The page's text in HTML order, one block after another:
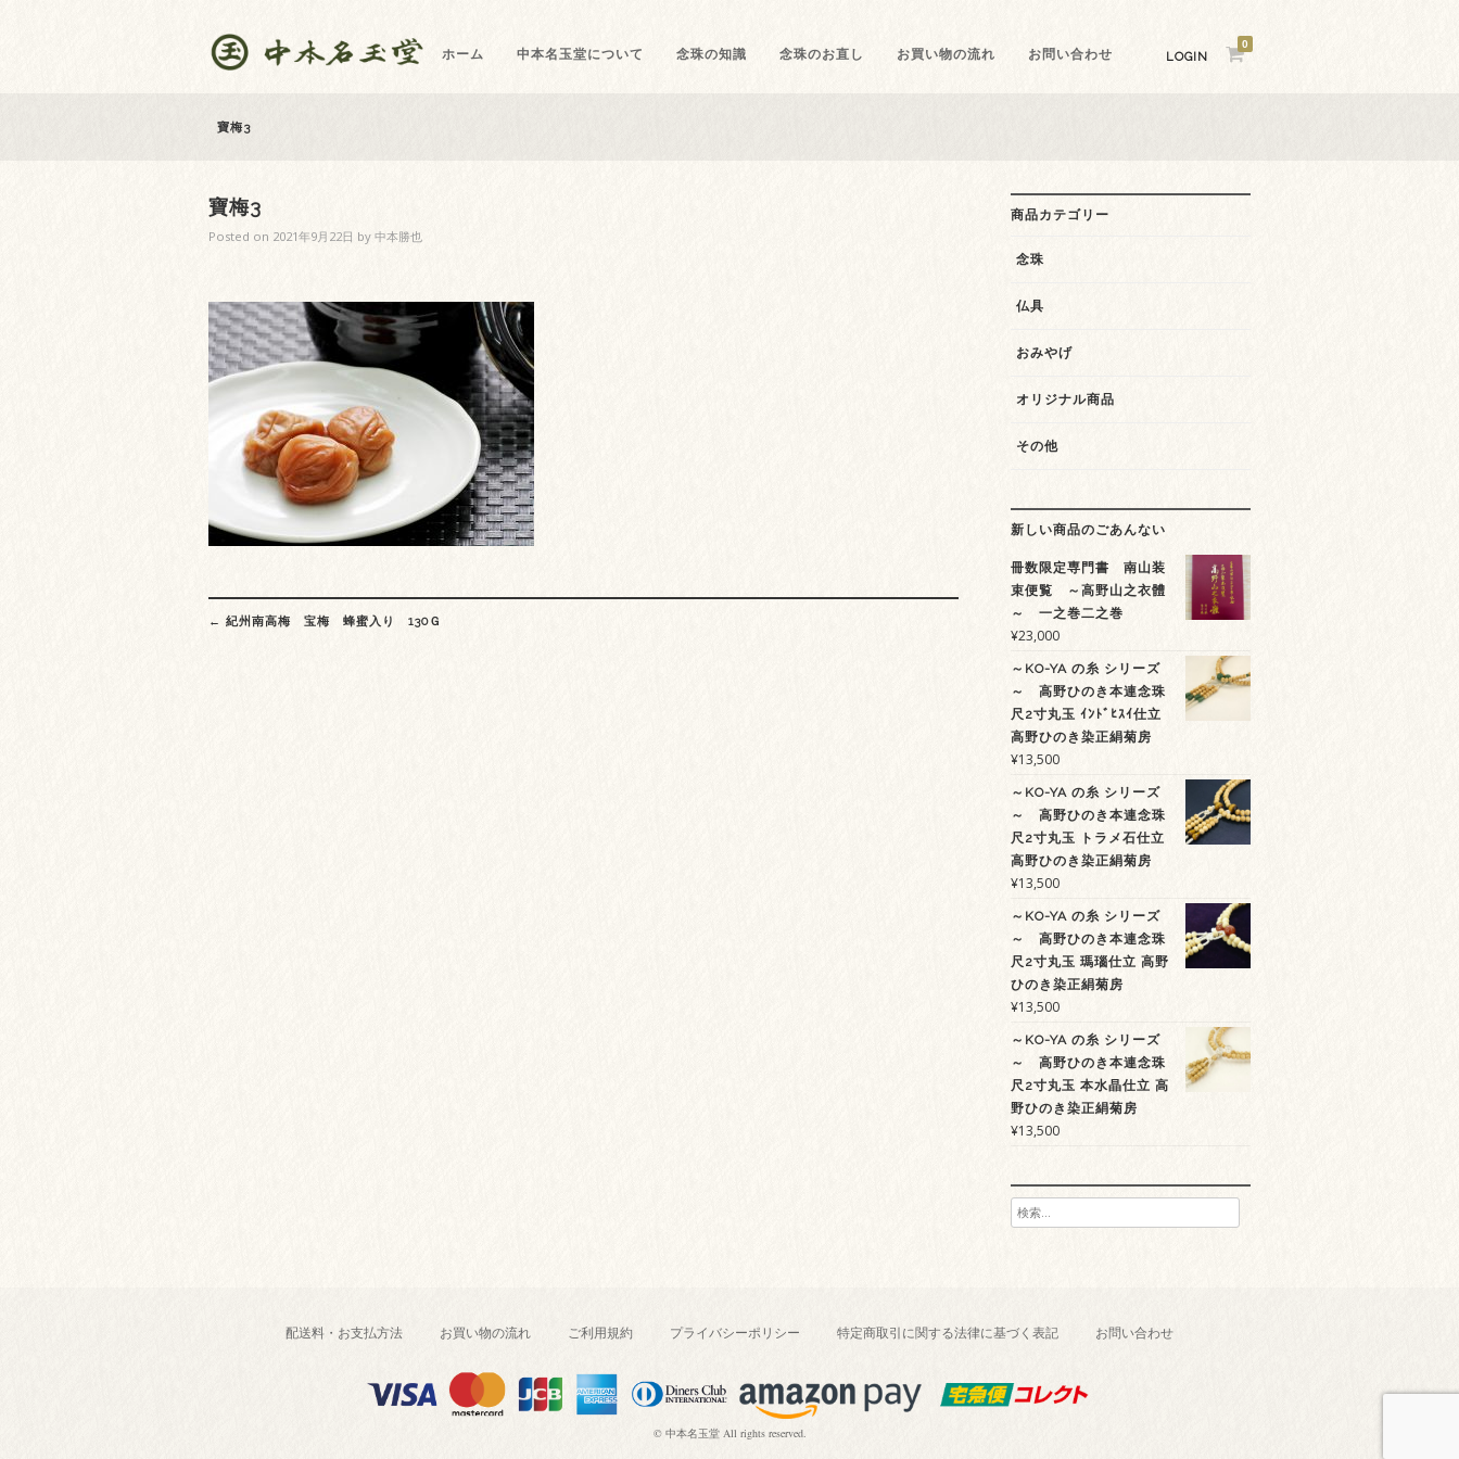
ホーム 中本名玉堂について 念珠の知識 念珠のお直し お買い物の流れ お問い合わせ LOGIN
0
寶梅3
寶梅3
Posted on 2021年9月22日 by 中本勝也
navigation
← 紀州南高梅 宝梅 蜂蜜入り 130Ｇ
商品カテゴリー
念珠
仏具
おみやげ
オリジナル商品
その他
新しい商品のごあんない
冊数限定専門書 南山装
束便覧 ～高野山之衣體
～ 一之巻二之巻
¥23,000
～KO-YA の糸 シリーズ
～ 高野ひのき本連念珠
尺2寸丸玉 ｲﾝﾄﾞﾋｽｲ仕立
高野ひのき染正絹菊房
¥13,500
～KO-YA の糸 シリーズ
～ 高野ひのき本連念珠
尺2寸丸玉 トラメ石仕立
高野ひのき染正絹菊房
¥13,500
～KO-YA の糸 シリーズ
～ 高野ひのき本連念珠
尺2寸丸玉 瑪瑙仕立 高野
ひのき染正絹菊房
¥13,500
～KO-YA の糸 シリーズ
～ 高野ひのき本連念珠
尺2寸丸玉 本水晶仕立 高
野ひのき染正絹菊房
¥13,500
検
索:
配送料・お支払方法 お買い物の流れ ご利用規約 プライバシーポリシー 特定商取引に関する法律に基づく表記 お問い合わせ
© 中本名玉堂 All rights reserved.